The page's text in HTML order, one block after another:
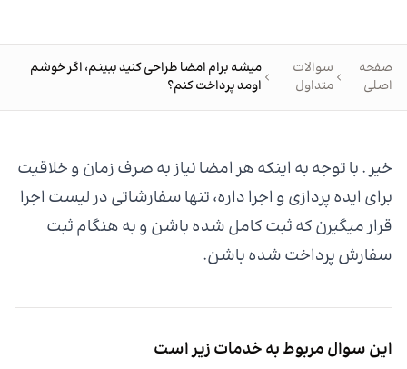
صفحه
اصلی
سوالات
متداول
میشه برام امضا طراحی کنید ببینم، اگر خوشم
اومد پرداخت کنم؟
خیر . با توجه به اینکه هر امضا نیاز به صرف زمان و خلاقیت
برای ایده پردازی و اجرا داره، تنها سفارشاتی در لیست اجرا
قرار میگیرن که ثبت کامل شده باشن و به هنگام ثبت
سفارش پرداخت شده باشن.
این سوال مربوط به خدمات زیر است